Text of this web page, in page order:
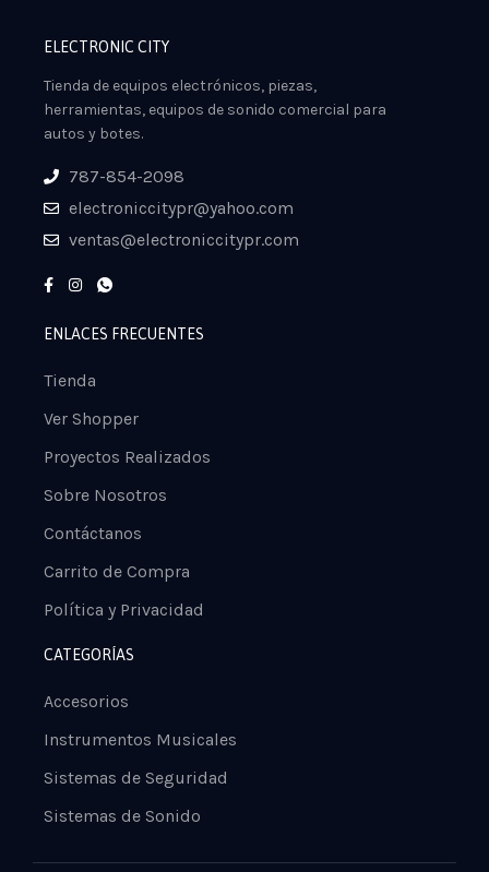
ELECTRONIC CITY
Tienda de equipos electrónicos, piezas,
herramientas, equipos de sonido comercial para
autos y botes.
787-854-2098
electroniccitypr@yahoo.com
ventas@electroniccitypr.com
ENLACES FRECUENTES
Tienda
Ver Shopper
Proyectos Realizados
Sobre Nosotros
Contáctanos
Carrito de Compra
Política y Privacidad
CATEGORÍAS
Accesorios
Instrumentos Musicales
Sistemas de Seguridad
Sistemas de Sonido